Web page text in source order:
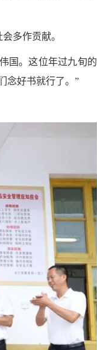
多作贡献。
国。这位年过九旬的
念好书就行了。”